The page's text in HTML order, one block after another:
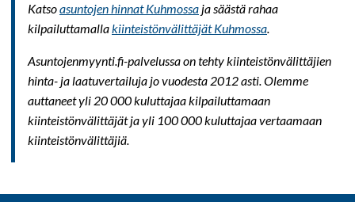
Katsoasuntojen hinnat Kuhmossa ja säästä rahaa
kilpailuttamallakiinteistönvälittäjät Kuhmossa.
Asuntojenmyynti.fi-palvelussa on tehty kiinteistönvälittäjien
hinta- ja laatuvertailuja jo vuodesta 2012 asti. Olemme
auttaneet yli 20 000 kuluttajaa kilpailuttamaan
kiinteistönvälittäjät ja yli 100 000 kuluttajaa vertaamaan
kiinteistönvälittäjiä.